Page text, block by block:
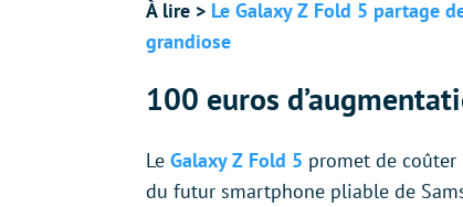
À lire > Le Galaxy Z Fold 5 partage
grandiose
100 euros
Le Galaxy Z Fold 5 promet de coûter
du futur smartphone pliable de